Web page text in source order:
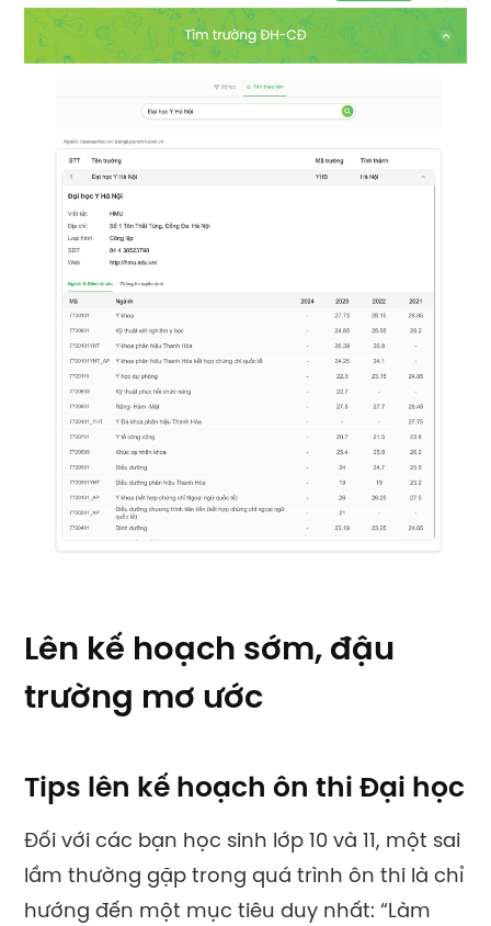
Lên kế hoạch sớm, đậu
trường mơ ước
Tips lên kế hoạch ôn thi Đại học
Đối với các bạn học sinh lớp 10 và 11, một sai
lầm thường gặp trong quá trình ôn thi là chỉ
hướng đến một mục tiêu duy nhất: “Làm